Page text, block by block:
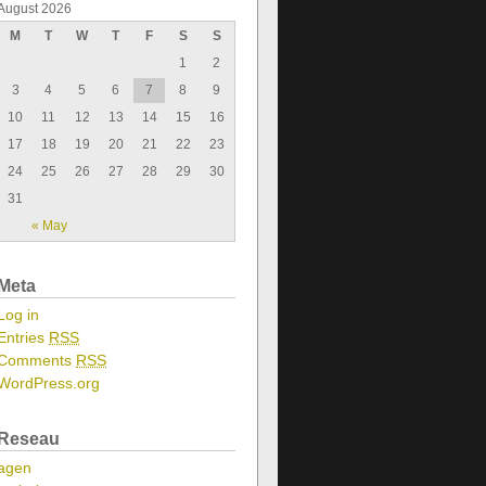
2026
M
T W T F S S
« May
1
2
3
4 5 6 7 8
9
10
11 12 13 14 15
16
17
18 19 20 21 22
23
24
25 26 27 28 29
30
31
Meta
in
RSS
RSS
Reseau